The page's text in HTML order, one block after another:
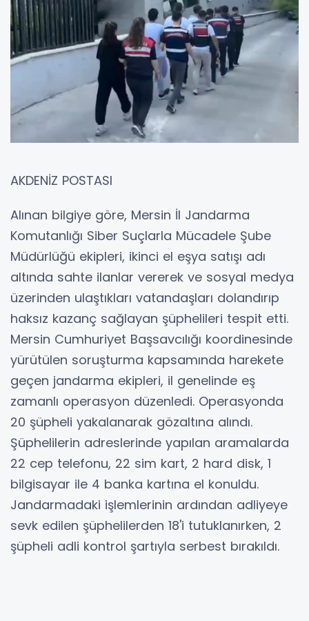
AKDENİZ POSTASI
Alınan bilgiye göre, Mersin İl Jandarma
Komutanlığı Siber Suçlarla Mücadele Şube
Müdürlüğü ekipleri, ikinci el eşya satışı adı
altında sahte ilanlar vererek ve sosyal medya
üzerinden ulaştıkları vatandaşları dolandırıp
haksız kazanç sağlayan şüphelileri tespit etti.
Mersin Cumhuriyet Başsavcılığı koordinesinde
yürütülen soruşturma kapsamında harekete
geçen jandarma ekipleri, il genelinde eş
zamanlı operasyon düzenledi. Operasyonda
20 şüpheli yakalanarak gözaltına alındı.
Şüphelilerin adreslerinde yapılan aramalarda
22 cep telefonu, 22 sim kart, 2 hard disk, 1
bilgisayar ile 4 banka kartına el konuldu.
Jandarmadaki işlemlerinin ardından adliyeye
sevk edilen şüphelilerden 18'i tutuklanırken, 2
şüpheli adli kontrol şartıyla serbest bırakıldı.